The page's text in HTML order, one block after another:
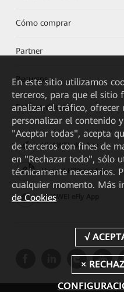
Cómo comprar
Partner
Recursos
Enlaces directos
HUAWEI eKit App
Huawei HiKnow App
HUAWEI eFly App
En este sitio utilizamos
terceros, para que el sitio
analizar el tráfico, ofrecer
personalizar el contenido
"Aceptar todas", acepta
de terceros con fines de
en "Rechazar todo", sólo
técnicamente necesarios.
cualquier momento. Más
de Cookies